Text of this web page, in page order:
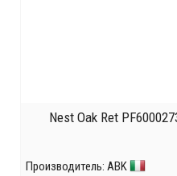
Nest Oak Ret
Производитель: ABK